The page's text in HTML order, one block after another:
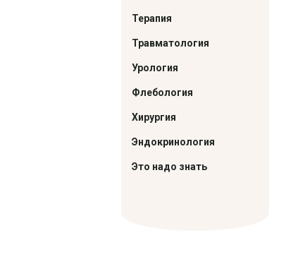
Терапия
Травматология
Урология
Флебология
Хирургия
Эндокринология
Это надо знать